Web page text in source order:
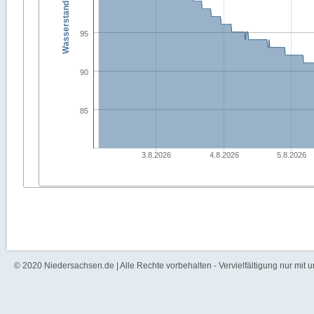
3.8.2026 4.8.2026 5.8.2026
85
90
95
© 2020 Niedersachsen.de | Alle Rechte vorbehalten - Vervielfältigung nur mit